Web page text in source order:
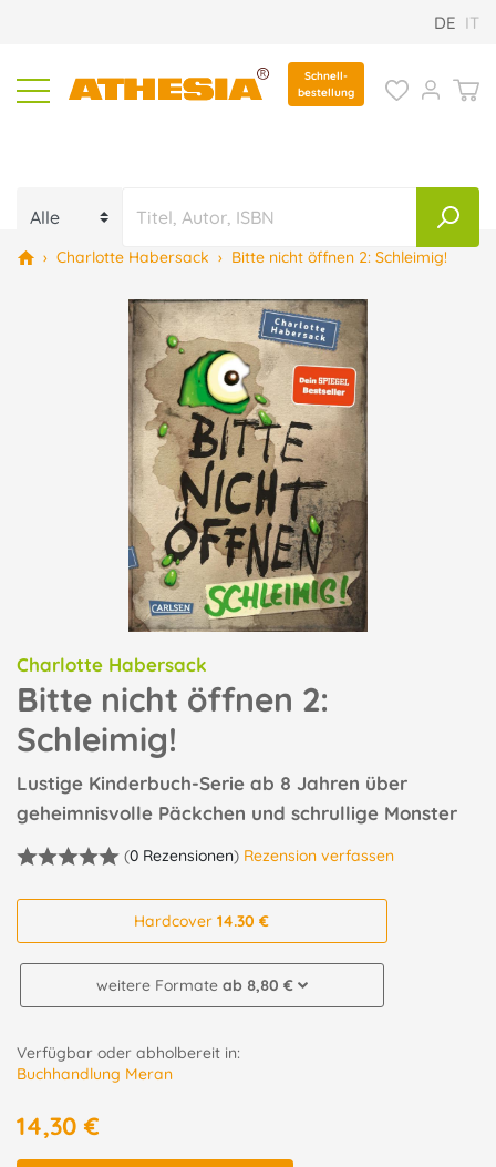
DE IT
Schnell-
bestellung
› Charlotte Habersack › Bitte nicht öffnen 2: Schleimig!
Charlotte Habersack
Bitte nicht öffnen 2:
Schleimig!
Lustige Kinderbuch-Serie ab 8 Jahren über
geheimnisvolle Päckchen und schrullige Monster
(0 Rezensionen) Rezension verfassen
Hardcover14.30 €
weitere Formate ab 8,80 €
Verfügbar oder abholbereit in:
Buchhandlung Meran
14,30 €